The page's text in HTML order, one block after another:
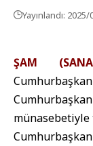
Yayınlandı:
ŞAM
münasebetiyle